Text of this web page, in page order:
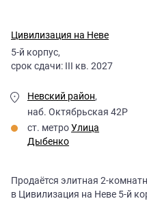
Цивилизация на Неве
5-й корпус,
срок сдачи: III кв. 2027
Невский район,
наб. Октябрьская 42Р
ст. метроУлица
Дыбенко
Продаётся элитная 2-
в Цивилизация на Неве 5-й